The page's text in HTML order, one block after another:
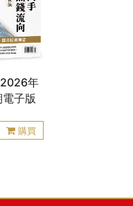
2026年
子版
購買